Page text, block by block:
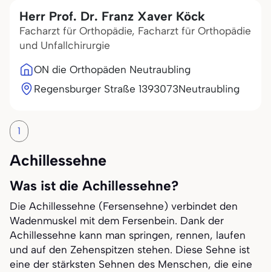
Herr Prof. Dr. Franz Xaver Köck
Facharzt für Orthopädie, Facharzt für Orthopädie
und Unfallchirurgie
ON die Orthopäden Neutraubling
Regensburger Straße 1393073Neutraubling
1
Achillessehne
Was ist die Achillessehne?
Die Achillessehne (Fersensehne) verbindet den
Wadenmuskel mit dem Fersenbein. Dank der
Achillessehne kann man springen, rennen, laufen
und auf den Zehenspitzen stehen. Diese Sehne ist
eine der stärksten Sehnen des Menschen, die eine